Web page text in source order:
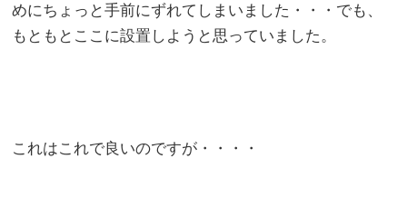
めにちょっと手前にずれてしまいました・・・でも、
もともとここに設置しようと思っていました。
これはこれで良いのですが・・・・